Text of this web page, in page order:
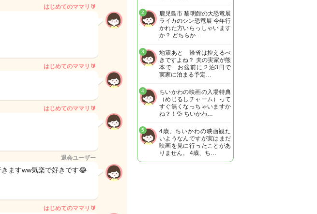
はじめてのママリ🔰
はじめてのママリ🔰
はじめてのママリ🔰
退会ユーザー
ますww気楽で好きです😂
はじめてのママリ🔰
鹿児島市 黎明館の大恐竜展
ライカのシン恐竜展 今年行
かれた方いらっしゃいます
か？ どちらか…
2
地震あと 帰省は控えるべ
きですよね？ 夫の実家が熊
本で お盆前に２泊3日で
実家に泊まる予定…
3
ちいかわの映画の入場特典
（めじるしチャーム）って
すぐ無くなっちゃいますか
ね？！💦 ちいかわ…
4
4歳、ちいかわの映画観た
いようなんですが実はまだ
映画を見に行ったことがあ
りません。 4歳、ち…
5